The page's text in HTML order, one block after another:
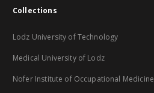
Collections
Lodz University of Technology
Medical University of Lodz
Nofer Institute of Occupational Medicine